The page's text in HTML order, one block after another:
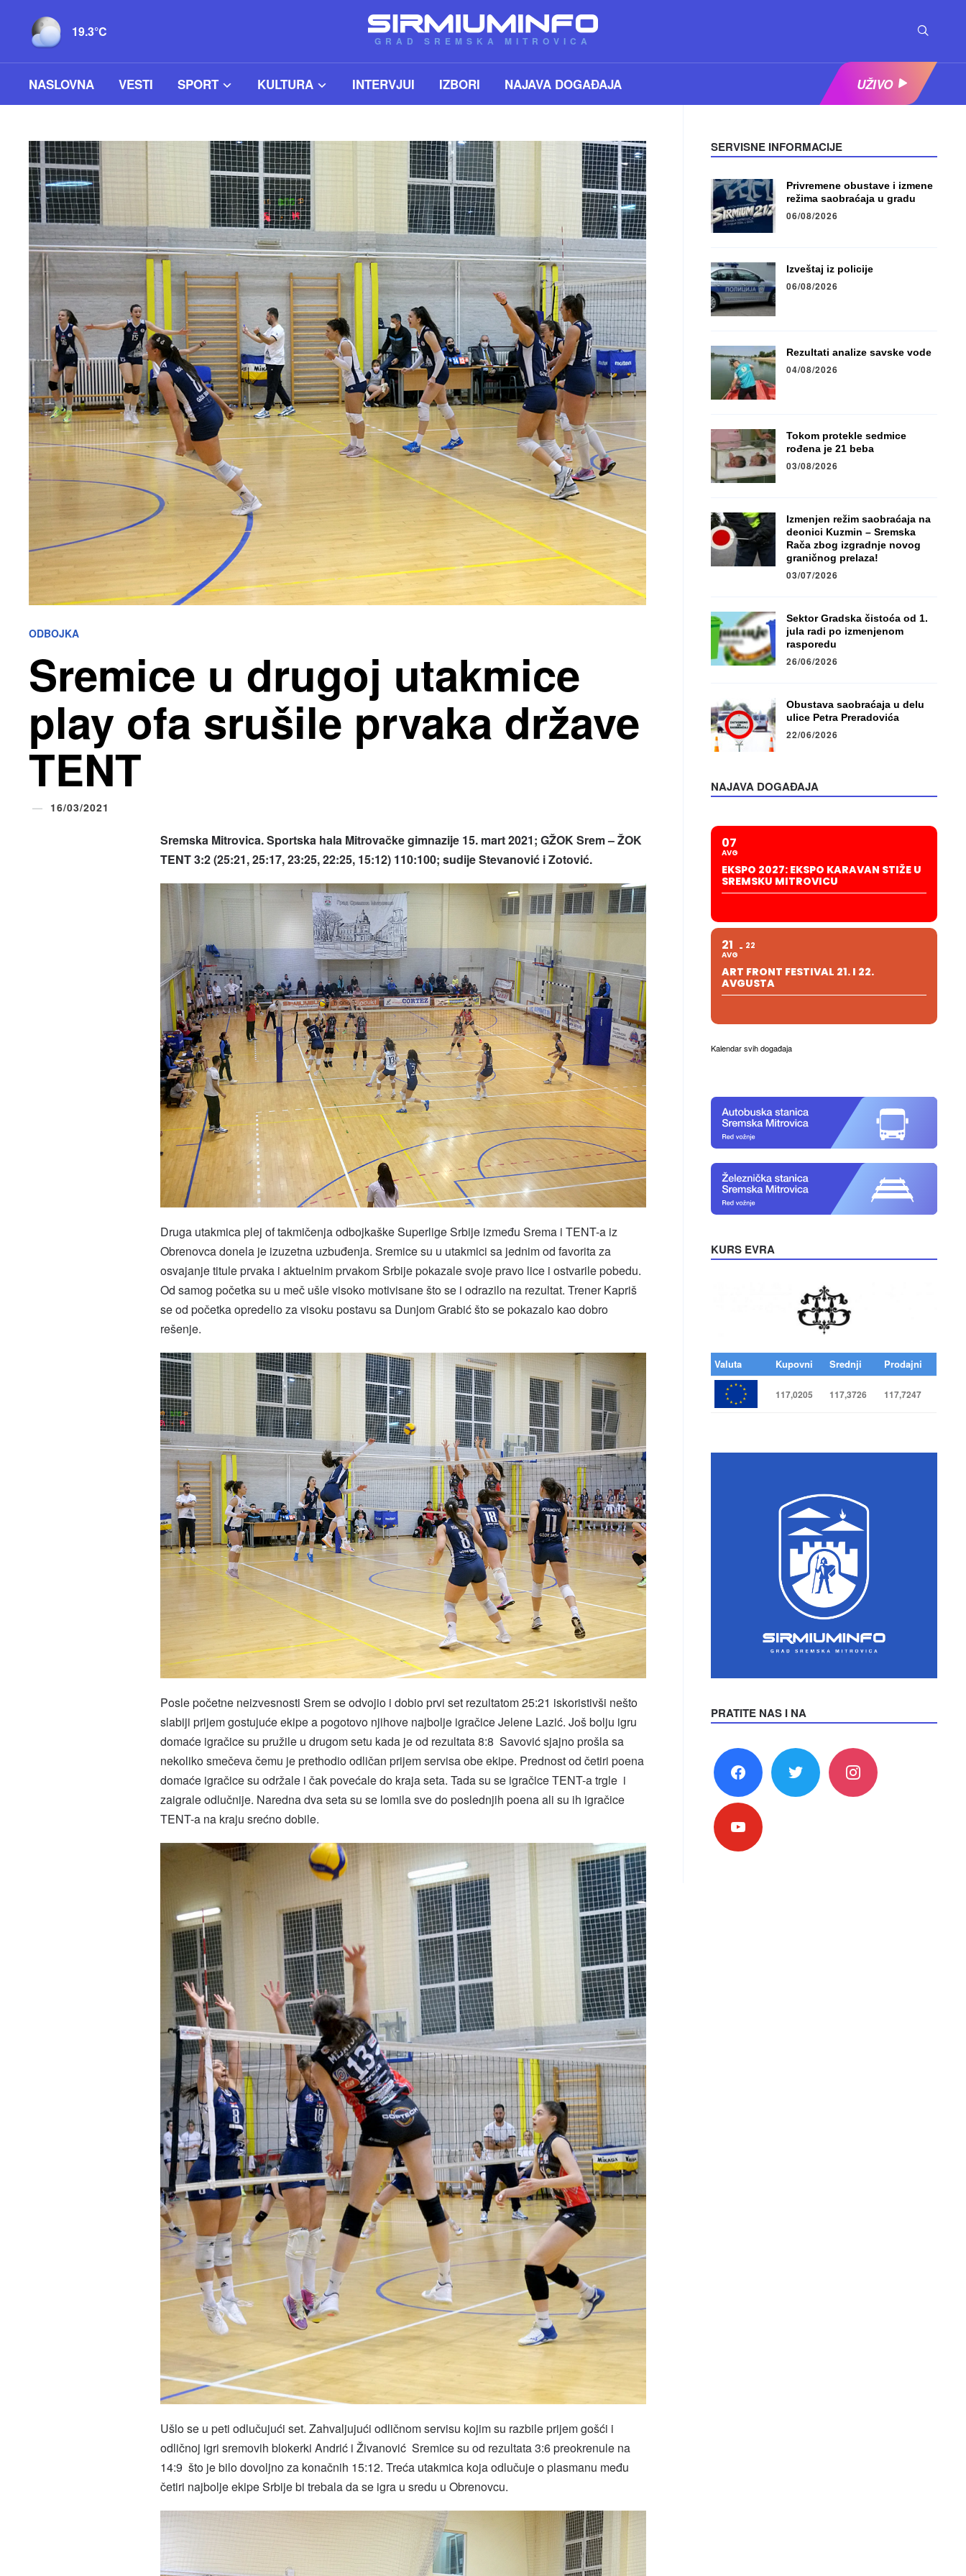
19.3°C
GRAD SREMSKA MITROVICA
NASLOVNA VESTI SPORT KULTURA INTERVJUI IZBORI NAJAVA DOGAĐAJA UŽIVO
ODBOJKA
Sremice u drugoj utakmice
play ofa srušile prvaka države
TENT
16/03/2021
Sremska Mitrovica. Sportska hala Mitrovačke gimnazije 15. mart 2021; GŽOK Srem – ŽOK
TENT 3:2 (25:21, 25:17, 23:25, 22:25, 15:12) 110:100; sudije Stevanović i Zotović.
Druga utakmica plej of takmičenja odbojkaške Superlige Srbije između Srema i TENT-a iz
Obrenovca donela je izuzetna uzbuđenja. Sremice su u utakmici sa jednim od favorita za
osvajanje titule prvaka i aktuelnim prvakom Srbije pokazale svoje pravo lice i ostvarile pobedu.
Od samog početka su u meč ušle visoko motivisane što se i odrazilo na rezultat. Trener Kapriš
se od početka opredelio za visoku postavu sa Dunjom Grabić što se pokazalo kao dobro
rešenje.
Posle početne neizvesnosti Srem se odvojio i dobio prvi set rezultatom 25:21 iskoristivši nešto
slabiji prijem gostujuće ekipe a pogotovo njihove najbolje igračice Jelene Lazić. Još bolju igru
domaće igračice su pružile u drugom setu kada je od rezultata 8:8 Savović sjajno prošla sa
nekoliko smečeva čemu je prethodio odličan prijem servisa obe ekipe. Prednost od četiri poena
domaće igračice su održale i čak povećale do kraja seta. Tada su se igračice TENT-a trgle i
zaigrale odlučnije. Naredna dva seta su se lomila sve do poslednjih poena ali su ih igračice
TENT-a na kraju srećno dobile.
Ušlo se u peti odlučujući set. Zahvaljujući odličnom servisu kojim su razbile prijem gošći i
odličnoj igri sremovih blokerki Andrić i Živanović Sremice su od rezultata 3:6 preokrenule na
14:9 što je bilo dovoljno za konačnih 15:12. Treća utakmica koja odlučuje o plasmanu među
četiri najbolje ekipe Srbije bi trebala da se igra u sredu u Obrenovcu.
SERVISNE INFORMACIJE
Privremene obustave i izmene
režima saobraćaja u gradu
06/08/2026
Izveštaj iz policije
06/08/2026
Rezultati analize savske vode
04/08/2026
Tokom protekle sedmice
rođena je 21 beba
03/08/2026
Izmenjen režim saobraćaja na
deonici Kuzmin – Sremska
Rača zbog izgradnje novog
graničnog prelaza!
03/07/2026
Sektor Gradska čistoća od 1.
jula radi po izmenjenom
rasporedu
26/06/2026
Obustava saobraćaja u delu
ulice Petra Preradovića
22/06/2026
NAJAVA DOGAĐAJA
07
AVG
EKSPO 2027: EKSPO KARAVAN STIŽE U
SREMSKU MITROVICU
21
AVG
22
ART FRONT FESTIVAL 21. I 22.
AVGUSTA
Kalendar svih događaja
KURS EVRA
Valuta Kupovni Srednji Prodajni
117,0205 117,3726 117,7247
PRATITE NAS I NA
facebook twitter instagram
youtube